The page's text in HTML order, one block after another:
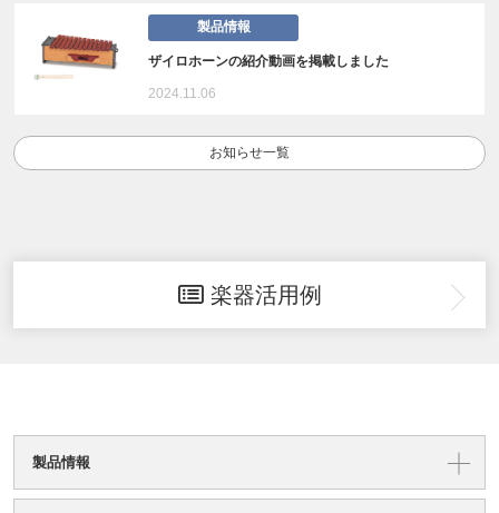
製品情報
ザイロホーンの紹介動画を掲載しました
2024.11.06
お知らせ一覧
楽器活用例
製品情報